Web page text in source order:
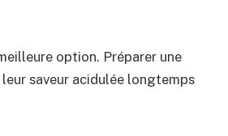
option. Préparer une
saveur acidulée longtemps